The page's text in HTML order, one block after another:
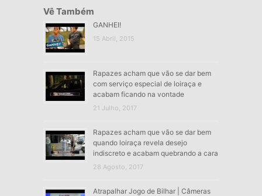
Vê Também
GANHEI!
15 Abril, 2015
Rapazes acham que vão se dar bem
com serviço especial de loiraça e
acabam ficando na vontade
21 Julho, 2017
Rapazes acham que vão se dar bem
quando loiraça revela desejo
indiscreto e acabam quebrando a cara
28 Agosto, 2017
Atrapalhar Jogo de Bilhar | Câmeras